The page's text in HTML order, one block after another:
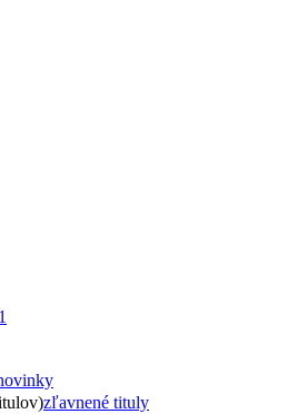
1
zľavnené tituly